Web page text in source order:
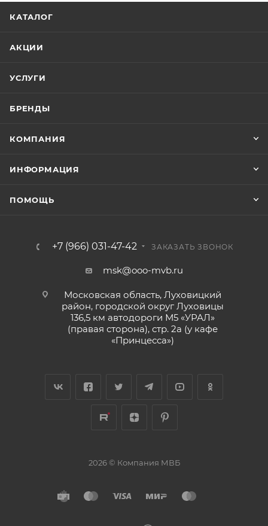
КАТАЛОГ
АКЦИИ
УСЛУГИ
БРЕНДЫ
КОМПАНИЯ
ИНФОРМАЦИЯ
ПОМОЩЬ
+7 (966) 031-47-42 ЗАКАЗАТЬ ЗВОНОК
msk@ooo-mvb.ru
Московская область, Луховицкий
район, городской округ Луховицы
136,5 км автодороги М5 «УРАЛ»
(правая сторона), стр. 2а (у кафе
«‎Принцесса»)
2026 © Компания МВБ